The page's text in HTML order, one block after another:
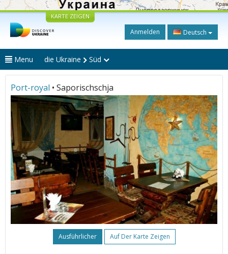
KARTE ZEIGEN
Anmelden Deutsch
Menu die Ukraine Süd
Port-royal • Saporischschja
Ausführlicher Auf Der Karte Zeigen